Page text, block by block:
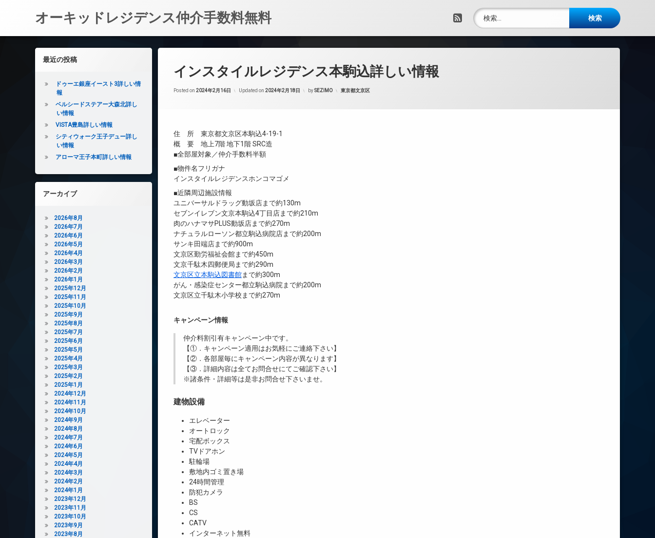
オーキッドレジデンス仲介手数料無料 RSS
検索:
インスタイルレジデンス本駒込詳しい情報
Posted on 2024年2月16日 Updated on 2024年2月18日 bySEZIMO カテゴリー:
東京都文京区
住 所 東京都文京区本駒込4-19-1
概 要 地上7階 地下1階 SRC造
■全部屋対象／仲介手数料半額
■物件名フリガナ
インスタイルレジデンスホンコマゴメ
■近隣周辺施設情報
ユニバーサルドラッグ動坂店まで約130m
セブンイレブン文京本駒込4丁目店まで約210m
肉のハナマサPLUS動坂店まで約270m
ナチュラルローソン都立駒込病院店まで約200m
サンキ田端店まで約900m
文京区勤労福祉会館まで約450m
文京千駄木四郵便局まで約290m
文京区立本駒込図書館まで約300m
がん・感染症センター都立駒込病院まで約200m
文京区立千駄木小学校まで約270m
キャンペーン情報
仲介料割引有キャンペーン中です。
【①．キャンペーン適用はお気軽にご連絡下さい】
【②．各部屋毎にキャンペーン内容が異なります】
【③．詳細内容は全てお問合せにてご確認下さい】
※諸条件・詳細等は是非お問合せ下さいませ。
建物設備
エレベーター
オートロック
宅配ボックス
TVドアホン
駐輪場
敷地内ゴミ置き場
24時間管理
防犯カメラ
BS
CS
CATV
インターネット無料
左サイドバー
最近の投稿
ドゥーエ銀座イースト3詳しい情
報
ベルシードステアー大森北詳し
い情報
VISTA豊島詳しい情報
シティウォーク王子デュー詳し
い情報
アローマ王子本町詳しい情報
アーカイブ
2026年8月
2026年7月
2026年6月
2026年5月
2026年4月
2026年3月
2026年2月
2026年1月
2025年12月
2025年11月
2025年10月
2025年9月
2025年8月
2025年7月
2025年6月
2025年5月
2025年4月
2025年3月
2025年2月
2025年1月
2024年12月
2024年11月
2024年10月
2024年9月
2024年8月
2024年7月
2024年6月
2024年5月
2024年4月
2024年3月
2024年2月
2024年1月
2023年12月
2023年11月
2023年10月
2023年9月
2023年8月